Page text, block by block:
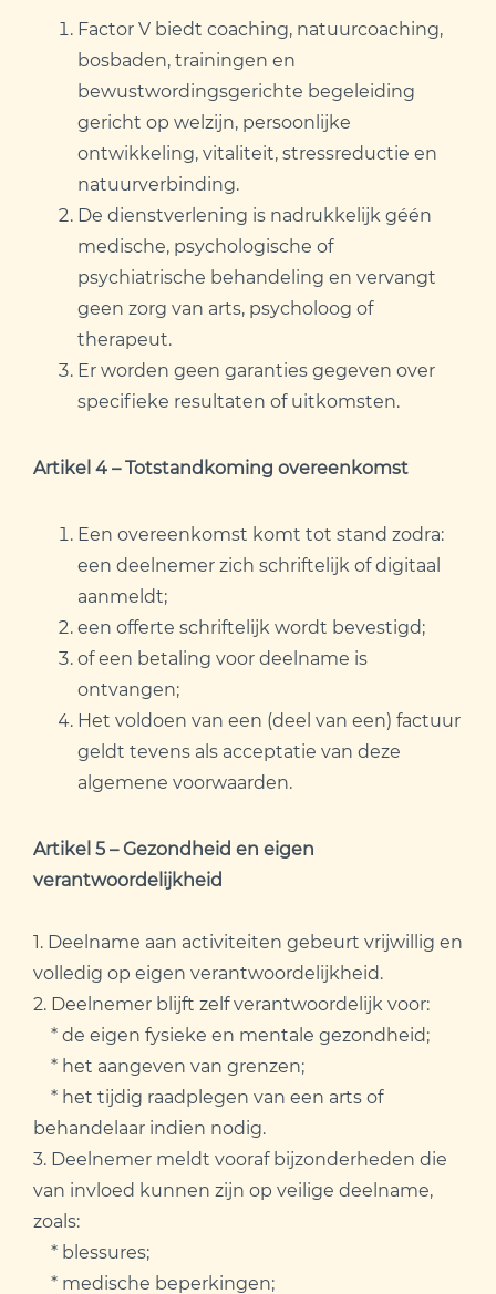
Factor V biedt coaching, natuurcoaching,
bosbaden, trainingen en
bewustwordingsgerichte begeleiding
gericht op welzijn, persoonlijke
ontwikkeling, vitaliteit, stressreductie en
natuurverbinding.
De dienstverlening is nadrukkelijk géén
medische, psychologische of
psychiatrische behandeling en vervangt
geen zorg van arts, psycholoog of
therapeut.
Er worden geen garanties gegeven over
specifieke resultaten of uitkomsten.
Artikel 4 – Totstandkoming overeenkomst
Een overeenkomst komt tot stand zodra:
een deelnemer zich schriftelijk of digitaal
aanmeldt;
een offerte schriftelijk wordt bevestigd;
of een betaling voor deelname is
ontvangen;
Het voldoen van een (deel van een) factuur
geldt tevens als acceptatie van deze
algemene voorwaarden.
Artikel 5 – Gezondheid en eigen
verantwoordelijkheid
1. Deelname aan activiteiten gebeurt vrijwillig en
volledig op eigen verantwoordelijkheid.
2. Deelnemer blijft zelf verantwoordelijk voor:
* de eigen fysieke en mentale gezondheid;
* het aangeven van grenzen;
* het tijdig raadplegen van een arts of
behandelaar indien nodig.
3. Deelnemer meldt vooraf bijzonderheden die
van invloed kunnen zijn op veilige deelname,
zoals:
* blessures;
* medische beperkingen;